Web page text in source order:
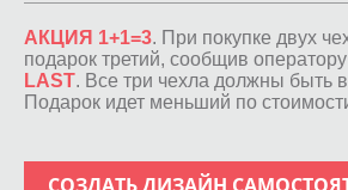
АКЦИЯ 1+1=3. При покупке двух
подарок третий, сообщив
LAST. Все три чехла должны быть
Подарок идет меньший по